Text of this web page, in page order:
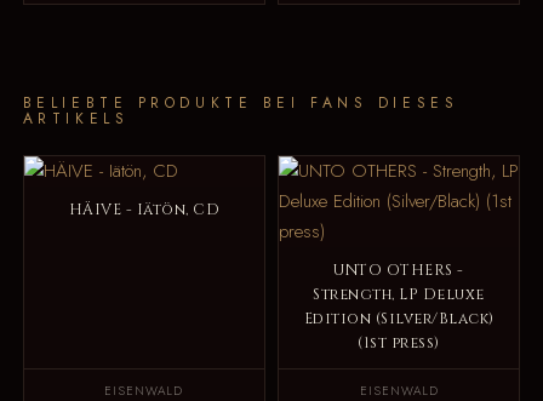
BELIEBTE PRODUKTE BEI FANS DIESES
ARTIKELS
HÄIVE - Iätön, CD
EISENWALD
UNTO OTHERS -
Strength, LP Deluxe
Edition (Silver/Black)
(1st press)
EISENWALD